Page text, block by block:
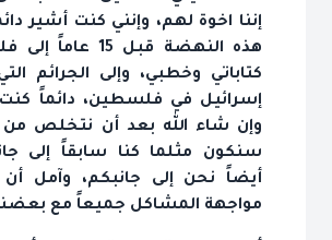
إننا اخوة لهم، وإنني كنت أشير
هذه النهضة قبل 15
كتاباتي وخطبي، وإلى الجرائم
إسرائيل في فلسطين، دائماً كنت
وإن شاء الله بعد أن نتخلص من
سنكون مثلما كنا سابقاً إلى
أيضاً نحن إلى جانبكم، وآمل
مواجهة المشاكل جميعاً مع بعضنا